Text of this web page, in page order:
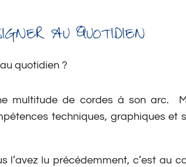
AU QUOTIDIEN
quotidien ?
multitude de cordes à son arc.
techniques, graphiques et
l’avez lu précédemment, c’est au